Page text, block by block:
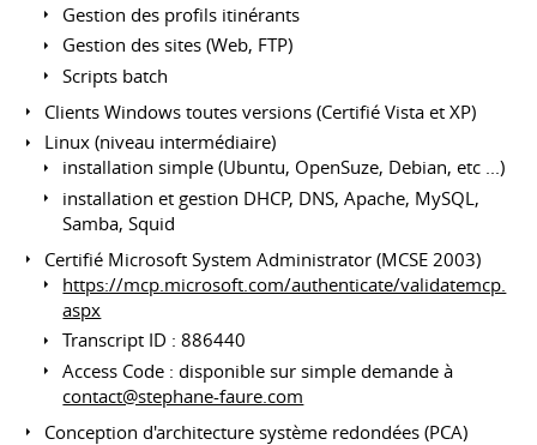
Gestion des profils itinérants
Gestion des sites (Web, FTP)
Scripts batch
Clients Windows toutes versions (Certifié Vista et XP)
Linux (niveau intermédiaire)
installation simple (Ubuntu, OpenSuze, Debian, etc ...)
installation et gestion DHCP, DNS, Apache, MySQL,
Samba, Squid
Certifié Microsoft System Administrator (MCSE 2003)
https://mcp.microsoft.com/authenticate/validatemcp.
aspx
Transcript ID : 886440
Access Code : disponible sur simple demande à
contact@stephane-faure.com
Conception d'architecture système redondées (PCA)